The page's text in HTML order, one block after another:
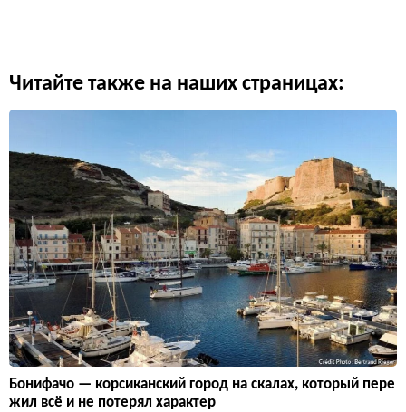
Читайте также на наших страницах:
Бонифачо — корсиканский город на скалах, который пере
жил всё и не потерял характер